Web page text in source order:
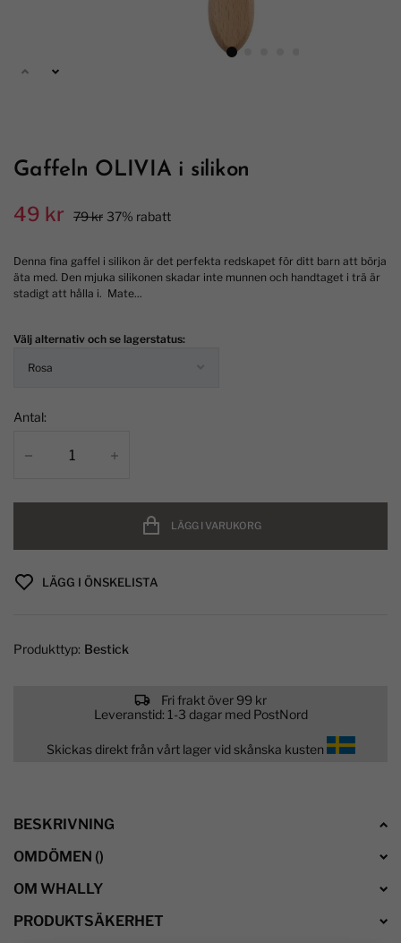
Gaffeln OLIVIA i silikon
49 kr 79 kr 37% rabatt
Denna fina gaffel i silikon är det perfekta redskapet för ditt barn att börja
äta med. Den mjuka silikonen skadar inte munnen och handtaget i trä är
stadigt att hålla i. Mate...
Välj alternativ och se lagerstatus:
Antal:
LÄGG I VARUKORG
LÄGG I ÖNSKELISTA
Produkttyp: Bestick
Fri frakt över 99 kr
Leveranstid: 1-3 dagar med PostNord
Skickas direkt från vårt lager vid skånska kusten
BESKRIVNING
OMDÖMEN ()
OM WHALLY
PRODUKTSÄKERHET